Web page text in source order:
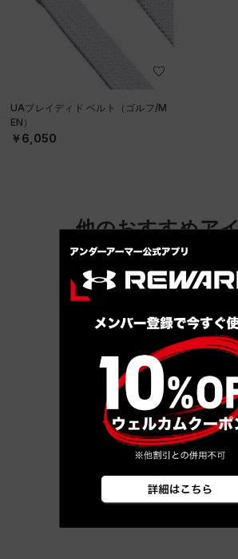
UAブレイディド ベルト（ゴルフ/M
EN）
￥6,050
他のおすすめア